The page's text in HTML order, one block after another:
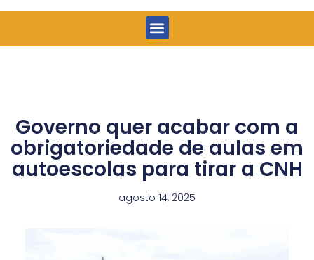
Menu
Governo quer acabar com a
obrigatoriedade de aulas em
autoescolas para tirar a CNH
agosto 14, 2025